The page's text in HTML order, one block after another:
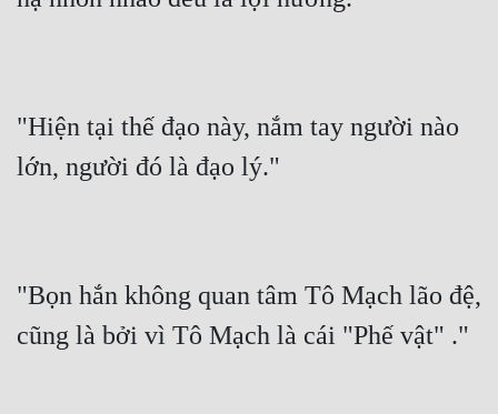
"Hiện tại thế đạo này, nắm tay người nào
lớn, người đó là đạo lý."
"Bọn hắn không quan tâm Tô Mạch lão đệ,
cũng là bởi vì Tô Mạch là cái "Phế vật" ."